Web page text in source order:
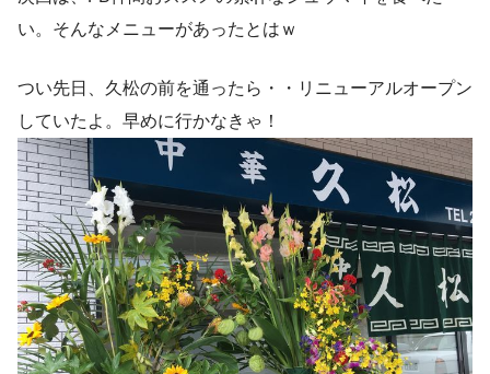
い。そんなメニューがあったとはｗ
つい先日、久松の前を通ったら・・リニューアルオープン
していたよ。早めに行かなきゃ！